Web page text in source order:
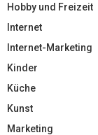
Hobby und Freizeit
Internet
Internet-Marketing
Kinder
Küche
Kunst
Marketing